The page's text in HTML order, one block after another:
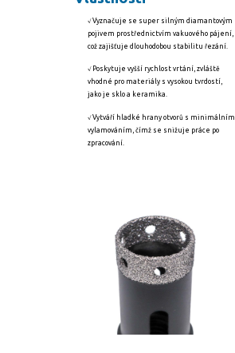
√ Vyznačuje se super silným diamantovým
pojivem prostřednictvím vakuového pájení,
což zajišťuje dlouhodobou stabilitu řezání.
√ Poskytuje vyšší rychlost vrtání, zvláště
vhodné pro materiály s vysokou tvrdostí,
jako je sklo a keramika.
√ Vytváří hladké hrany otvorů s minimálním
vylamováním, čímž se snižuje práce po
zpracování.